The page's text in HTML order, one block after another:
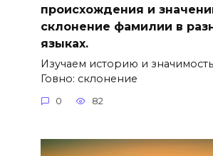
происхождения и
склонение фамилии в
языках.
Изучаем историю и
Говно: склонение
0 82